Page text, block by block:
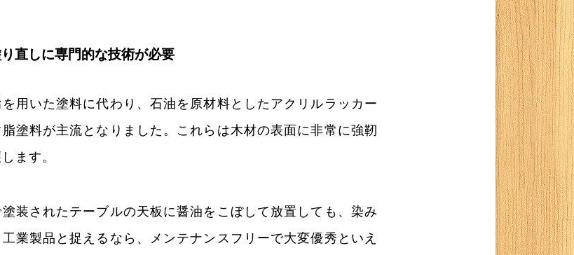
直しに専門的な技術が必要
用いた塗料に代わり、石油を原材料としたアクリルラッカー
塗料が主流となりました。これらは木材の表面に非常に強靭
ます。
装されたテーブルの天板に醤油をこぼして放置しても、染み
業製品と捉えるなら、メンテナンスフリーで大変優秀といえ